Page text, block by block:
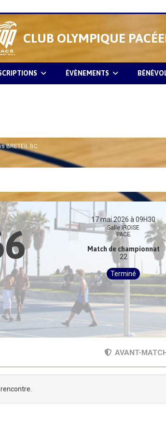
CLUB OLYMPIQUE
ÉVÈNEMENTS
BRETEIL BC
17 mai 2026 à 09H30
Salle IROISE
PACE
Match de championnat
22
Terminé
AVANT-